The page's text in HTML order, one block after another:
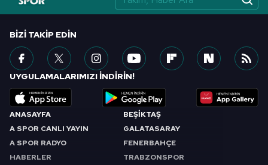
ANASAYFA
A SPOR CANLI YAYIN
A SPOR RADYO
HABERLER
BEŞİKTAŞ
GALATASARAY
FENERBAHÇE
TRABZONSPOR
BIZI TAKIP EDIN
UYGULAMALARIMIZI İNDİRİN!